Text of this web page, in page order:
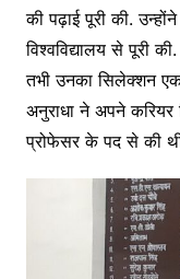
की पढ़ाई पूरी की.
विश्वविद्यालय से पूरी
तभी उनका सिलेक्शन एक
अनुराधा ने अपने
प्रोफेसर के पद से की